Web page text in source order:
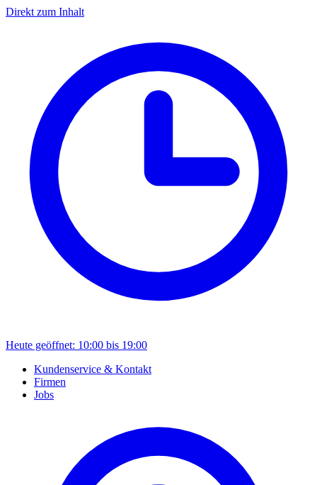
Direkt zum Inhalt
Heute geöffnet: 10:00 bis 19:00
Kundenservice & Kontakt
Firmen
Jobs